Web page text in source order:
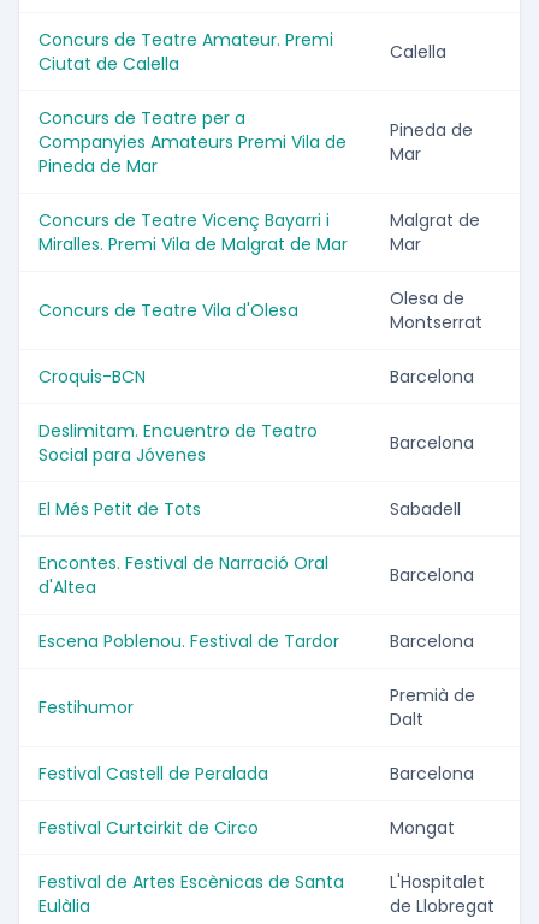
Concurs de Teatre Amateur. Premi
Ciutat de Calella
Calella
Concurs de Teatre per a
Companyies Amateurs Premi Vila de
Pineda de Mar
Pineda de
Mar
Concurs de Teatre Vicenç Bayarri i
Miralles. Premi Vila de Malgrat de Mar
Malgrat de
Mar
Concurs de Teatre Vila d'Olesa
Olesa de
Montserrat
Croquis-BCN Barcelona
Deslimitam. Encuentro de Teatro
Social para Jóvenes
Barcelona
El Més Petit de Tots Sabadell
Encontes. Festival de Narració Oral
d'Altea
Barcelona
Escena Poblenou. Festival de Tardor Barcelona
Festihumor
Premià de
Dalt
Festival Castell de Peralada Barcelona
Festival Curtcirkit de Circo Mongat
Festival de Artes Escènicas de Santa
Eulàlia
L'Hospitalet
de Llobregat